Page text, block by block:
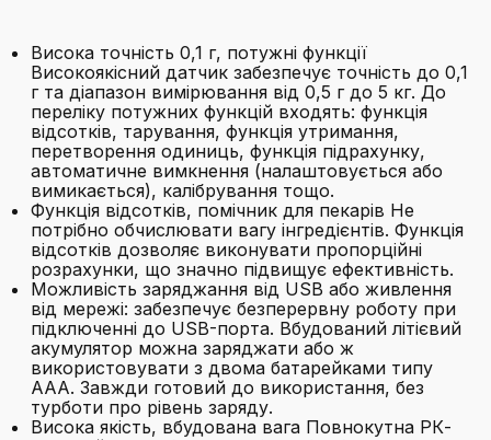
Висока точність 0,1 г, потужні функції
Високоякісний датчик забезпечує точність до 0,1
г та діапазон вимірювання від 0,5 г до 5 кг. До
переліку потужних функцій входять: функція
відсотків, тарування, функція утримання,
перетворення одиниць, функція підрахунку,
автоматичне вимкнення (налаштовується або
вимикається), калібрування тощо.
Функція відсотків, помічник для пекарів Не
потрібно обчислювати вагу інгредієнтів. Функція
відсотків дозволяє виконувати пропорційні
розрахунки, що значно підвищує ефективність.
Можливість заряджання від USB або живлення
від мережі: забезпечує безперервну роботу при
підключенні до USB-порта. Вбудований літієвий
акумулятор можна заряджати або ж
використовувати з двома батарейками типу
AAA. Завжди готовий до використання, без
турботи про рівень заряду.
Висока якість, вбудована вага Повнокутна РК-